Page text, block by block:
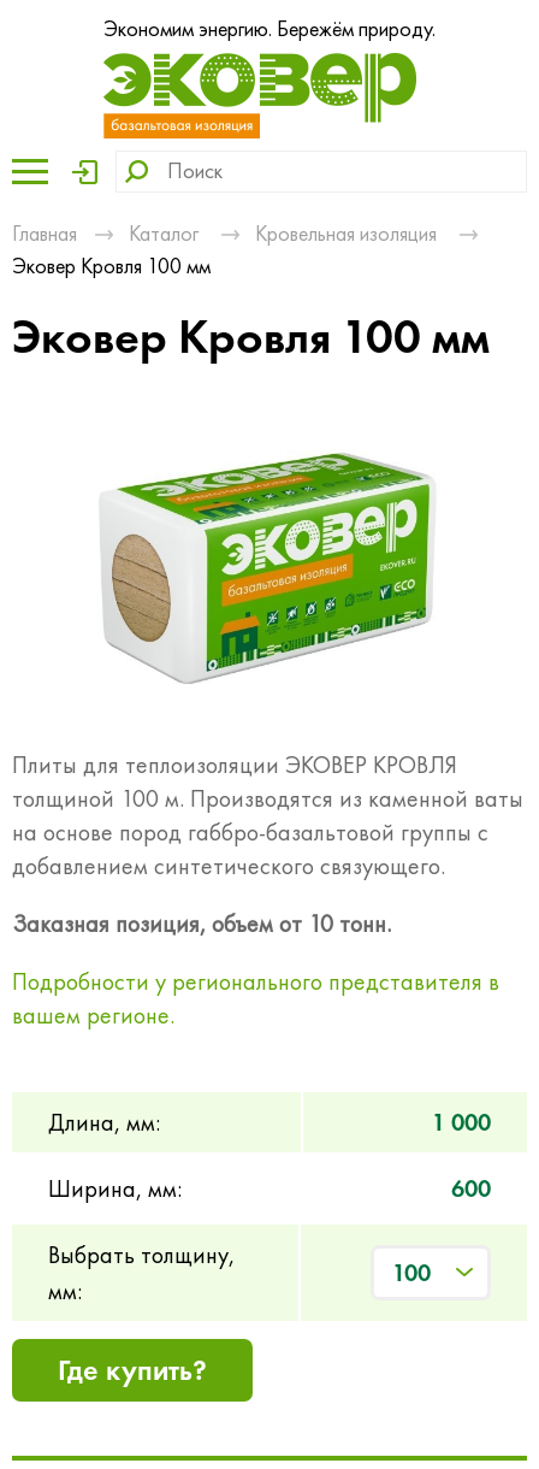
Экономим энергию. Бережём природу.
Главная Каталог
Кровельная изоляция
Эковер Кровля 100 мм
Эковер Кровля 100 мм
Плиты для теплоизоляции ЭКОВЕР КРОВЛЯ
толщиной 100 м. Производятся из каменной ваты
на основе пород габбро-базальтовой группы с
добавлением синтетического связующего.
Заказная позиция, объем от 10 тонн.
Подробности у регионального представителя в
вашем регионе.
Длина, мм: 1 000
Ширина, мм: 600
Выбрать толщину,
мм:
100
Где купить?